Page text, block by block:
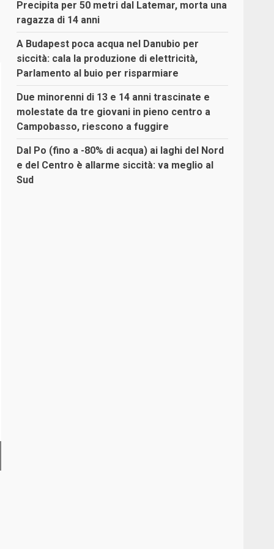
Precipita per 50 metri dal Latemar, morta una
ragazza di 14 anni
A Budapest poca acqua nel Danubio per
siccità: cala la produzione di elettricità,
Parlamento al buio per risparmiare
Due minorenni di 13 e 14 anni trascinate e
molestate da tre giovani in pieno centro a
Campobasso, riescono a fuggire
Dal Po (fino a -80% di acqua) ai laghi del Nord
e del Centro è allarme siccità: va meglio al
Sud